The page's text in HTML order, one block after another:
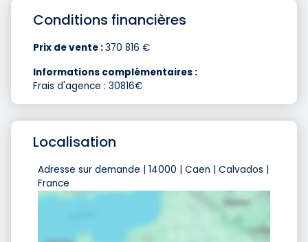
Conditions financières
Prix de vente :370 816 €
Informations complémentaires :
Frais d'agence : 30816€
Localisation
Adresse sur demande | 14000 | Caen | Calvados |
France